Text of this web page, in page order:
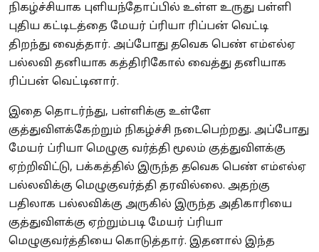
நிகழ்ச்சியாக புளியந்தோப்பில் உள்ள உருது பள்ளி
புதிய கட்டிடத்தை மேயர் ப்ரியா ரிப்பன் வெட்டி
திறந்து வைத்தார். அப்போது தவெக பெண் எம்எல்ஏ
பல்லவி தனியாக கத்திரிகோல் வைத்து தனியாக
ரிப்பன் வெட்டினார்.
இதை தொடர்ந்து, பள்ளிக்கு உள்ளே
குத்துவிளக்கேற்றும் நிகழ்ச்சி நடைபெற்றது. அப்போது
மேயர் ப்ரியா மெழுகு வர்த்தி மூலம் குத்துவிளக்கு
ஏற்றிவிட்டு, பக்கத்தில் இருந்த தவெக பெண் எம்எல்ஏ
பல்லவிக்கு மெழுகுவர்த்தி தரவில்லை. அதற்கு
பதிலாக பல்லவிக்கு அருகில் இருந்த அதிகாரியை
குத்துவிளக்கு ஏற்றும்படி மேயர் ப்ரியா
மெழுகுவர்த்தியை கொடுத்தார். இதனால் இந்த